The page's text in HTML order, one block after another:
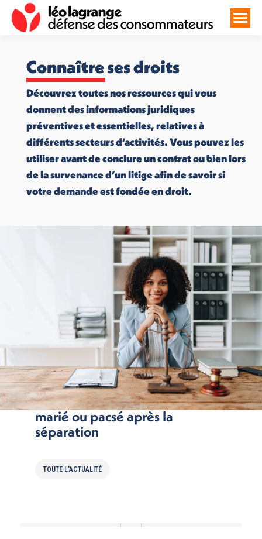
Connaître ses droits
Découvrez toutes nos ressources qui vous
donnent des informations juridiques
préventives et essentielles, relatives à
différents secteurs d’activités. Vous pouvez les
utiliser avant de conclure un contrat ou bien lors
de la survenance d’un litige afin de savoir si
votre demande est fondée en droit.
Impôts : la solidarité du couple
marié ou pacsé après la
séparation
TOUTE L'ACTUALITÉ